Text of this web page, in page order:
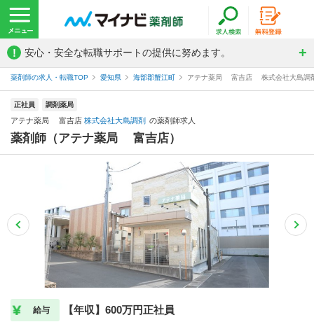
! 安心・安全な転職サポートの提供に努めます。
薬剤師の求人・転職TOP 愛知県 海部郡蟹江町 アテナ薬局 富吉店 株式会社大島調
正社員 調剤薬局
アテナ薬局 富吉店 株式会社大島調剤 の薬剤師求人
薬剤師（アテナ薬局 富吉店）
給与 【年収】600万円正社員